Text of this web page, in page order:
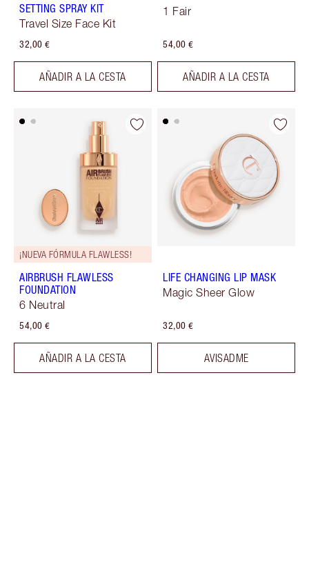
SETTING SPRAY KIT
Travel Size Face Kit
32,00 €
AÑADIR A LA CESTA
1 Fair
54,00 €
AÑADIR A LA CESTA
¡NUEVA FÓRMULA FLAWLESS!
AIRBRUSH FLAWLESS
FOUNDATION
6 Neutral
54,00 €
AÑADIR A LA CESTA
LIFE CHANGING LIP MASK
Magic Sheer Glow
32,00 €
AVISADME